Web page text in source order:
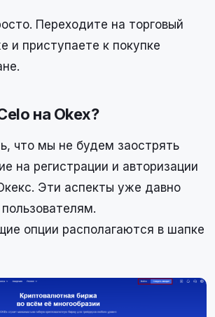
Переходите на торговый
и приступаете к покупке
на Okex?
что мы не будем заострять
на регистрации и авторизации
Эти аспекты уже давно
опции располагаются в шапке